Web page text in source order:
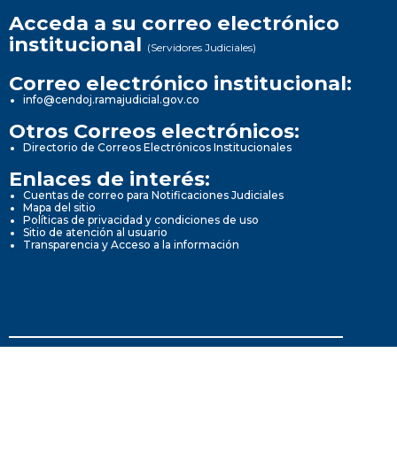
Acceda a su correo electrónico
institucional (Servidores Judiciales)
Correo electrónico institucional:
info@cendoj.ramajudicial.gov.co
Otros Correos electrónicos:
Directorio de Correos Electrónicos Institucionales
Enlaces de interés:
Cuentas de correo para Notificaciones Judiciales
Mapa del sitio
Políticas de privacidad y condiciones de uso
Sitio de atención al usuario
Transparencia y Acceso a la información